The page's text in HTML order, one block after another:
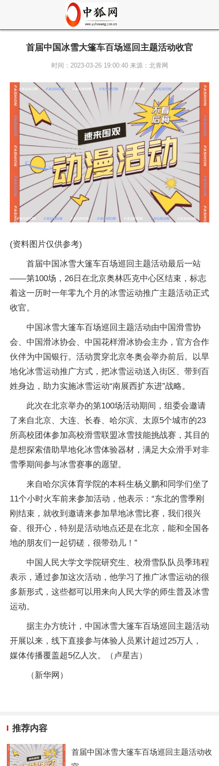
首届中国冰雪大篷车百场巡回主题活动收官
时间：2023-03-26 19:00:40 来源：北青网
(资料图片仅供参考)
首届中国冰雪大篷车百场巡回主题活动最后一站
——第100场，26日在北京奥林匹克中心区结束，标志
着这一历时一年零九个月的冰雪运动推广主题活动正式
收官。
中国冰雪大篷车百场巡回主题活动由中国滑雪协
会、中国滑冰协会、中国花样滑冰协会主办，官方合作
伙伴为中国银行。活动贯穿北京冬奥会举办前后。以旱
地化冰雪运动推广方式，把冰雪运动送入街区、带到百
姓身边，助力实施冰雪运动“南展西扩东进”战略。
此次在北京举办的第100场活动期间，组委会邀请
了来自北京、大连、长春、哈尔滨、太原5个城市的23
所高校团体参加高校滑雪联盟冰雪技能挑战赛，其目的
是想探索借助旱地化冰雪体验器材，满足大众滑手对非
雪季期间参与冰雪赛事的愿望。
来自哈尔滨体育学院的本科生杨义鹏和同学们坐了
11个小时火车前来参加活动，他表示：“东北的雪季刚
刚结束，就收到邀请来参加旱地冰雪比赛，我们很兴
奋、很开心，特别是活动地点还是在北京，能和全国各
地的朋友们一起切磋，很带劲儿！”
中国人民大学文学院研究生、校滑雪队队员季玮程
表示，通过参加这次活动，他学习了推广冰雪运动的很
多新形式，这些都可以用来向人民大学的师生普及冰雪
运动。
据主办方统计，中国冰雪大篷车百场巡回主题活动
开展以来，线下直接参与体验人员累计超过25万人，
媒体传播覆盖超5亿人次。（卢星吉）
（新华网）
推荐内容
首届中国冰雪大篷车百场巡回主题活动收